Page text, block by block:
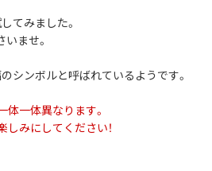
てみました。
ませ。
シンボルと呼ばれているようです。
体一体異なります。
しみにしてください！